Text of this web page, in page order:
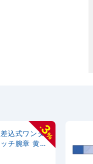
-
3
%
差込式ワンタ
ッチ腕章 黄